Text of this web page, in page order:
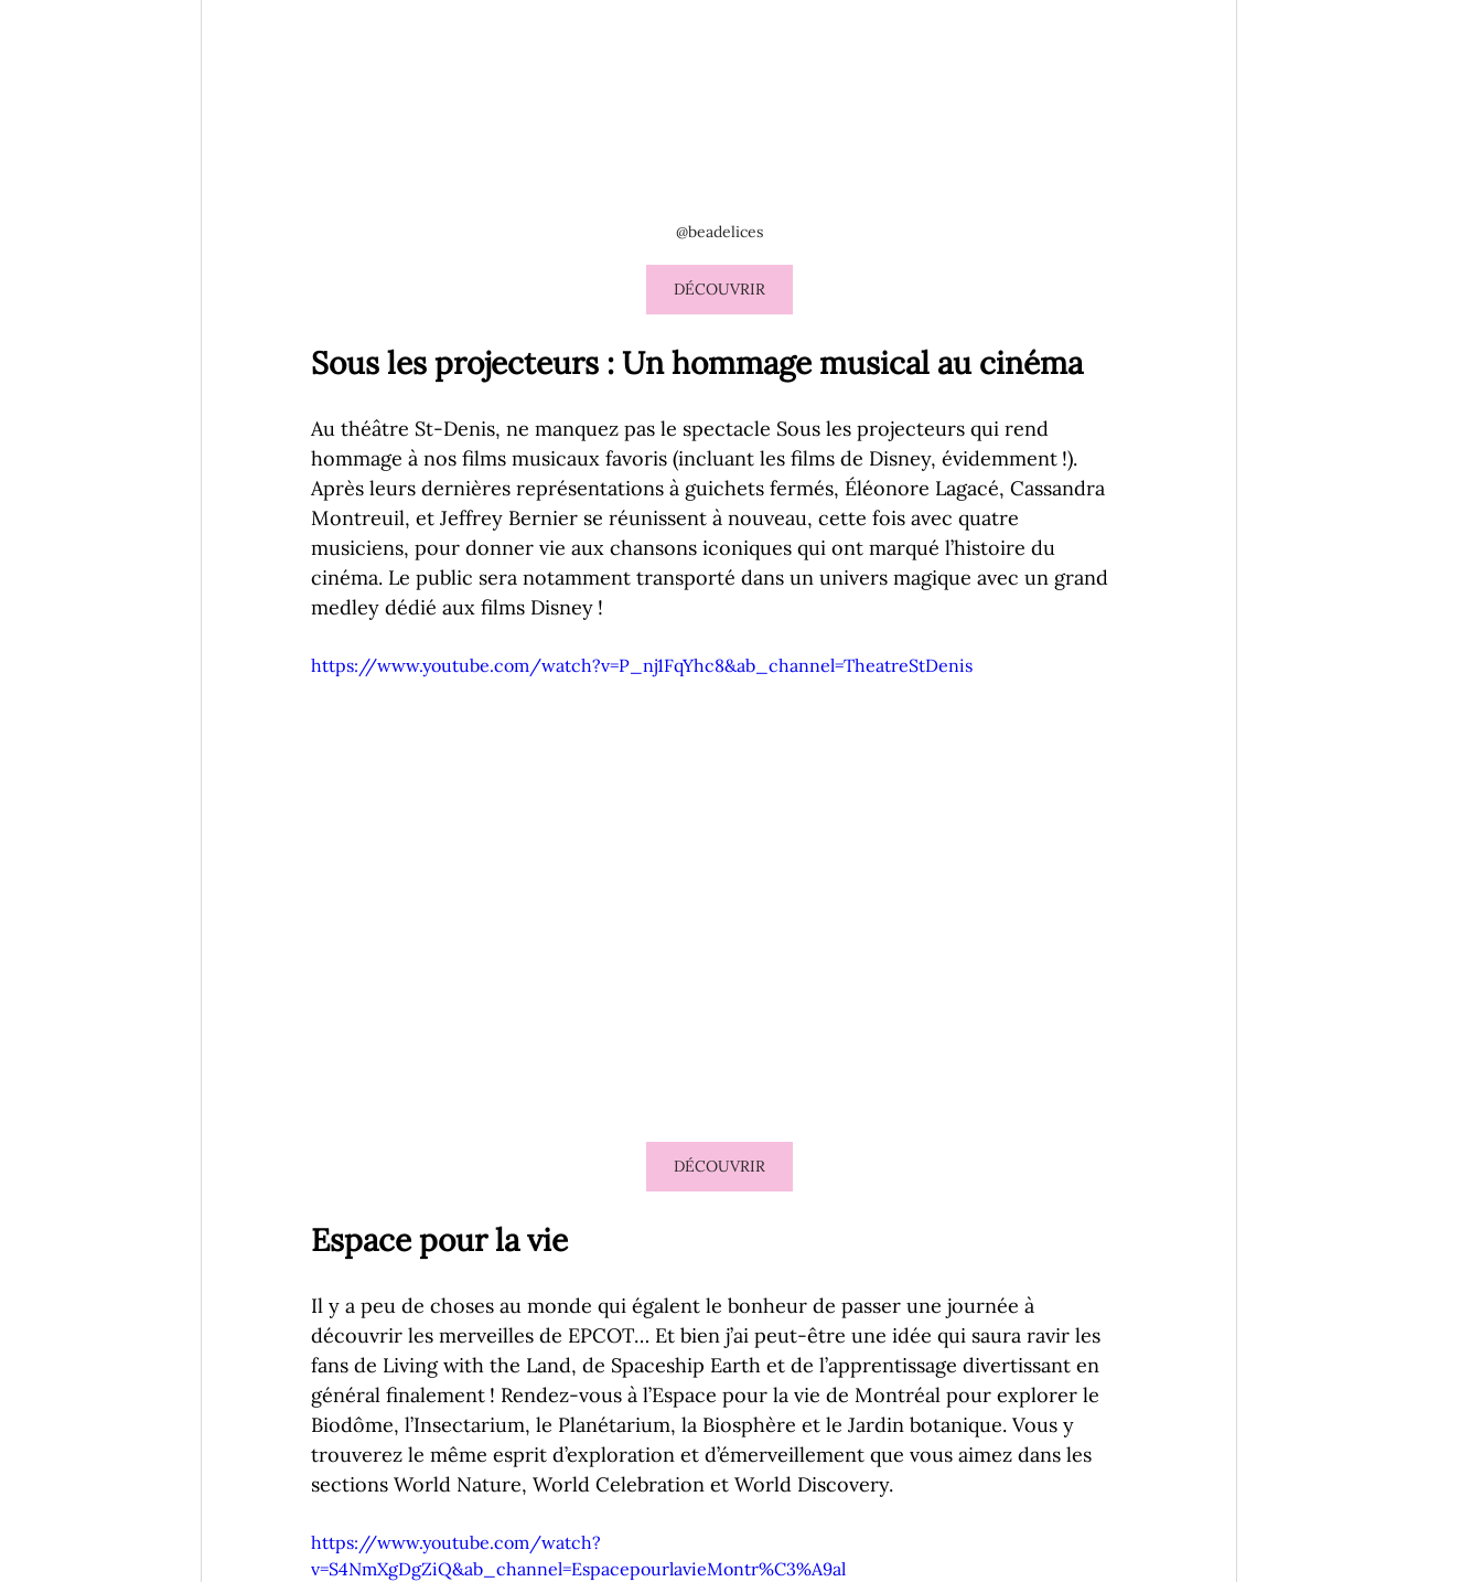
@beadelices
DÉCOUVRIR
Sous les projecteurs : Un hommage musical au cinéma
Au théâtre St-Denis, ne manquez pas le spectacle Sous les projecteurs qui rend
hommage à nos films musicaux favoris (incluant les films de Disney, évidemment !).
Après leurs dernières représentations à guichets fermés, Éléonore Lagacé, Cassandra
Montreuil, et Jeffrey Bernier se réunissent à nouveau, cette fois avec quatre
musiciens, pour donner vie aux chansons iconiques qui ont marqué l’histoire du
cinéma. Le public sera notamment transporté dans un univers magique avec un grand
medley dédié aux films Disney !
https://www.youtube.com/watch?v=P_nj1FqYhc8&ab_channel=TheatreStDenis
DÉCOUVRIR
Espace pour la vie
Il y a peu de choses au monde qui égalent le bonheur de passer une journée à
découvrir les merveilles de EPCOT… Et bien j’ai peut-être une idée qui saura ravir les
fans de Living with the Land, de Spaceship Earth et de l’apprentissage divertissant en
général finalement ! Rendez-vous à l’Espace pour la vie de Montréal pour explorer le
Biodôme, l’Insectarium, le Planétarium, la Biosphère et le Jardin botanique. Vous y
trouverez le même esprit d’exploration et d’émerveillement que vous aimez dans les
sections World Nature, World Celebration et World Discovery.
https://www.youtube.com/watch?
v=S4NmXgDgZiQ&ab_channel=EspacepourlavieMontr%C3%A9al